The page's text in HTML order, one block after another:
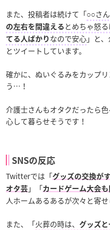
また、投稿者は続けて「○○さ
の左右を間違える とめちゃ怒
てる人ばかり なので安心」と
とツイートしています。
確かに、ぬいぐるみをカップ
う…！
介護士さんもオタクだったら
心して暮らせそうです！
SNSの反応
Twitterでは「グッズの交換が
オタ芸 」「カードゲーム大会も
人ホームあるあるが次々と寄せ
また、「火葬の時は、 グッズ